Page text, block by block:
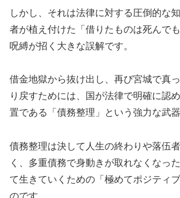
しかし、それは法律に対する圧倒的な
者が植え付けた「借りたものは死んで
呪縛が招く大きな誤解です。
借金地獄から抜け出し、再び宮城で真
り戻すためには、国が法律で明確に認
置である「債務整理」という強力な武
債務整理は決して人生の終わりや落伍
く、多重債務で身動きが取れなくなっ
て生きていくための「極めてポジティ